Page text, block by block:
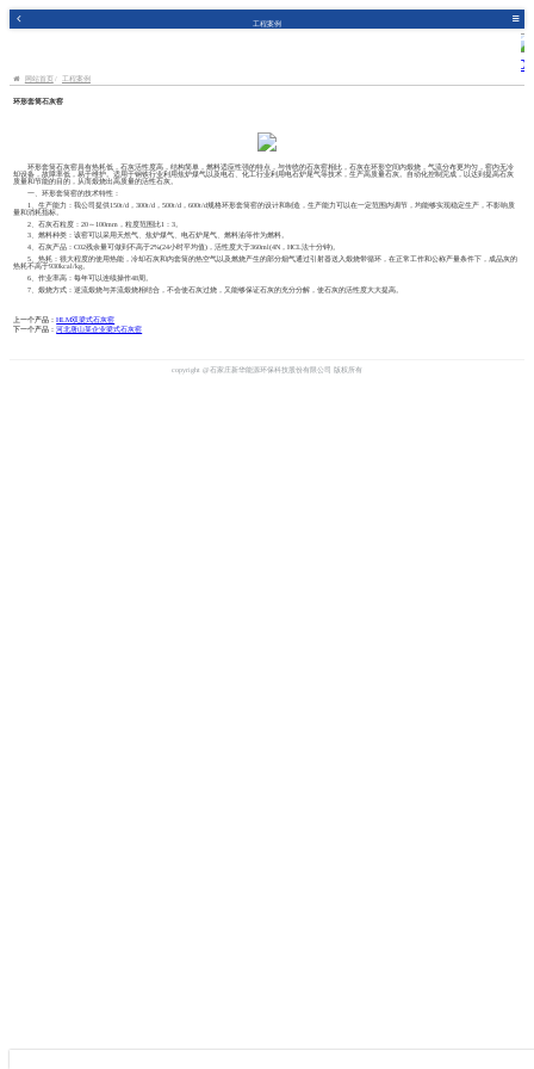
工程案例
网站首页 工程案例
环形套筒石灰窑
环形套筒石灰窑具有热耗低，石灰活性度高，结构简单，燃料适应性强的特点，与传统的石灰窑相比，石灰在环形空间内煅烧，气流分布更均匀，窑内无冷
却设备，故障率低，易于维护。适用于钢铁行业利用焦炉煤气以及电石、化工行业利用电石炉尾气等技术，生产高质量石灰。自动化控制完成，以达到提高石灰
质量和节能的目的，从而煅烧出高质量的活性石灰。
一、环形套筒窑的技术特性：
1、生产能力：我公司提供150t/d，300t/d，500t/d，600t/d规格环形套筒窑的设计和制造，生产能力可以在一定范围内调节，均能够实现稳定生产，不影响质
量和消耗指标。
2、石灰石粒度：20～100mm，粒度范围比1：3。
3、燃料种类：该窑可以采用天然气、焦炉煤气、电石炉尾气、燃料油等作为燃料。
4、石灰产品：C02残余量可做到不高于2%(24小时平均值)，活性度大于360ml(4N，HCL法十分钟)。
5、热耗：很大程度的使用热能，冷却石灰和内套筒的热空气以及燃烧产生的部分烟气通过引射器送入煅烧带循环，在正常工作和公称产量条件下，成品灰的
热耗不高于930kcal/kg。
6、作业率高：每年可以连续操作48周。
7、煅烧方式：逆流煅烧与并流煅烧相结合，不会使石灰过烧，又能够保证石灰的充分分解，使石灰的活性度大大提高。
上一个产品：HLM双梁式石灰窑
下一个产品：河北唐山某企业梁式石灰窑
copyright @石家庄新华能源环保科技股份有限公司 版权所有